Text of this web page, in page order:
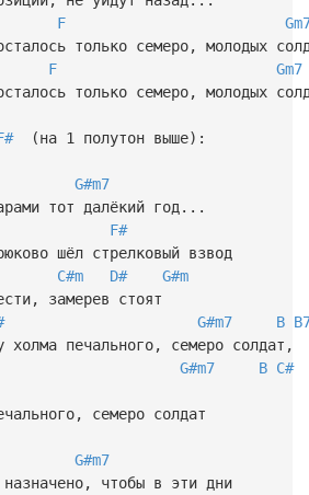
F
только семеро, молодых
F
Gm7
только семеро, молодых
(на 1 полутон выше):
G#m7
тот далёкий год...
F#
шёл стрелковый взвод
C#m D#
G#m
замерев стоят
G#m7 B
печального, cемеро солдат,
G#m7 B C#
cемеро солдат
G#m7
чтобы в эти дни